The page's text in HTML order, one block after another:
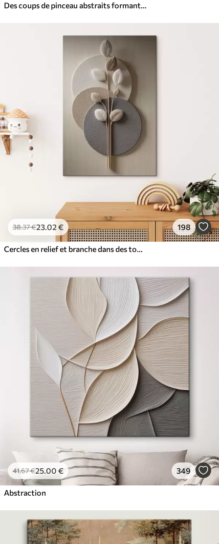
Des coups de pinceau abstraits formant une forme circulaire, une œuvre d'art moderne texturée
38.37€23.02 € 198
Cercles en relief et branche dans des tons neutres chauds
41.67€25.00 € 349
Abstraction